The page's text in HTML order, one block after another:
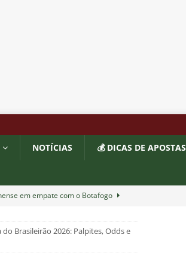
NOTÍCIAS 💰 DICAS DE APOSTAS
em empate com o Botafogo
e não pode mais defender
Brasileirão 2026: Palpites, Odds e